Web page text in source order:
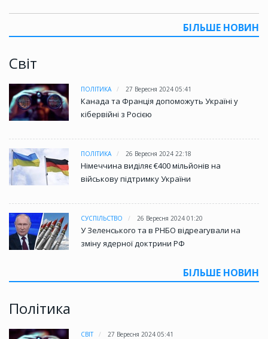
БІЛЬШЕ НОВИН
Світ
ПОЛІТИКА 27 Вересня 2024 05:41
Канада та Франція допоможуть Україні у
кібервійні з Росією
ПОЛІТИКА 26 Вересня 2024 22:18
Німеччина виділяє €400 мільйонів на
військову підтримку України
СУСПІЛЬСТВО 26 Вересня 2024 01:20
У Зеленського та в РНБО відреагували на
зміну ядерної доктрини РФ
БІЛЬШЕ НОВИН
Політика
СВІТ 27 Вересня 2024 05:41